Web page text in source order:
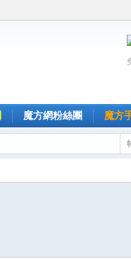
魔方網粉絲團 魔方